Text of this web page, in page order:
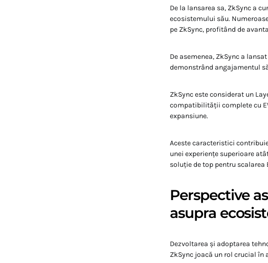
De la lansarea sa, ZkSync a
ecosistemului său.
pe ZkSync, profitând de
De asemenea, ZkSync a
demonstrând angajamentul
ZkSync este considerat un
compatibilității complete cu
expansiune.
Aceste caracteristici
unei experiențe superioare
soluție de top pentru scalarea
Perspective
asupra
Dezvoltarea și adoptarea
ZkSync joacă un rol crucial în